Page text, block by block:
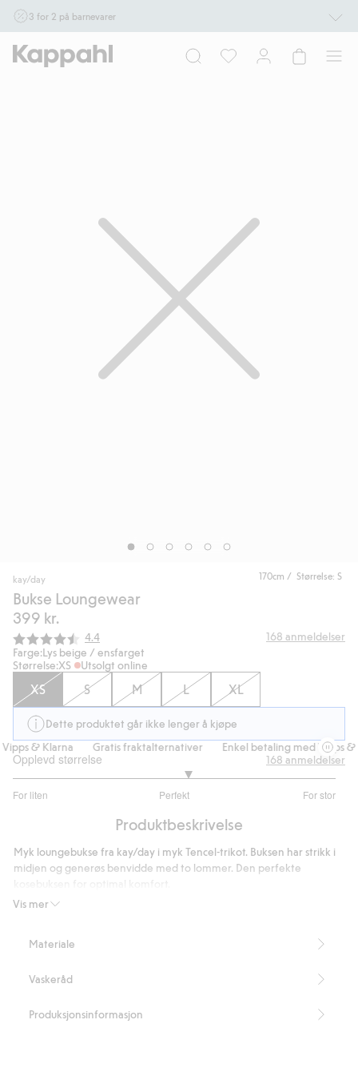
3 for 2 på barnevarer
17/8 i butikk & online for deg som er eller blir medlem. Kan ikke kombineres med
andre tilbud eller rabatter.
170cm / Størrelse: S
kay/day
Bukse Loungewear
399 kr.
Gjennomsnittskarakter:
4.4 168 anmeldelser
Farge:Lys beige / ensfarget
Størrelse:XS Utsolgt online
XS S M L XL
Dette produktet går ikke lenger å kjøpe
& Klarna
Gratis fraktalternativer Enkel betaling med Vipps &
Opplevd størrelse
For liten Perfekt For stor
av
136
stemmer
168 anmeldelser
Produktbeskrivelse
Vis mer
Myk loungebukse fra kay/day i myk Tencel-trikot. Buksen har strikk i
midjen og generøs benvidde med to lommer. Den perfekte
og sjenerøs passform. Komfortable plagg til trening, turer, reiser
kvalitet fra kay/day. Buksen har strikk i midjen og generøs benvidde
Materiale
Vaskeråd
Produksjonsinformasjon